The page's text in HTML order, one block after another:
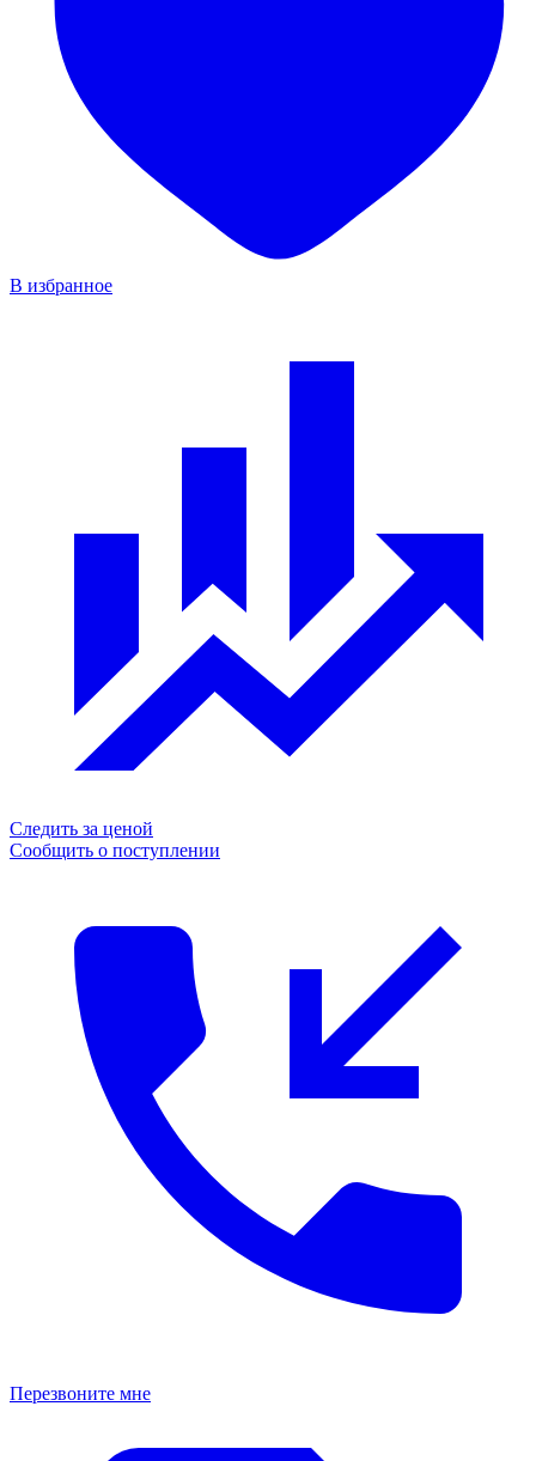
В избранное
Следить за ценой
Сообщить о поступлении
Перезвоните мне